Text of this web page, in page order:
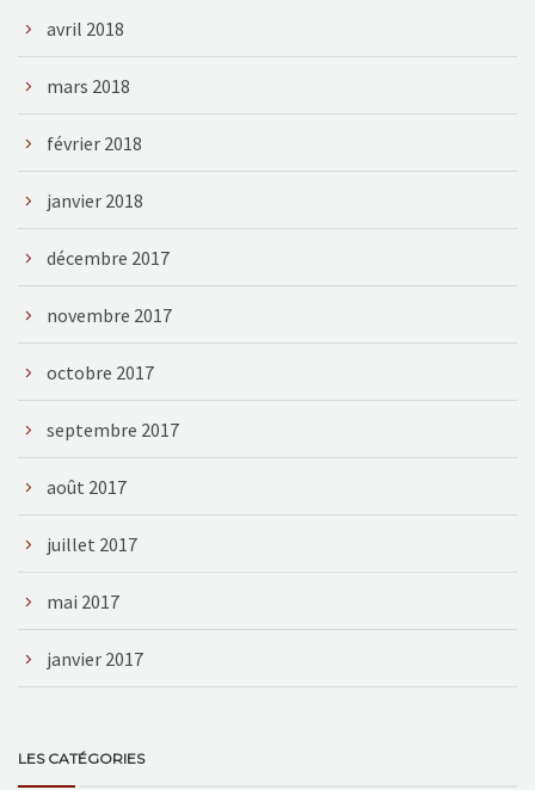
avril 2018
mars 2018
février 2018
janvier 2018
décembre 2017
novembre 2017
octobre 2017
septembre 2017
août 2017
juillet 2017
mai 2017
janvier 2017
LES CATÉGORIES